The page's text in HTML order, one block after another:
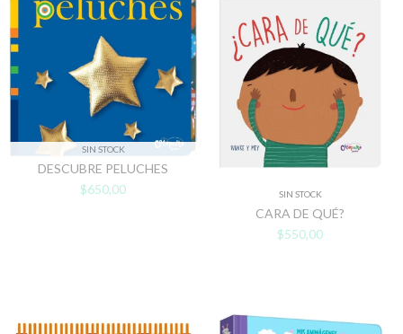
SIN STOCK
DESCUBRE PELUCHES
$650,00
SIN STOCK
CARA DE QUÉ?
$550,00